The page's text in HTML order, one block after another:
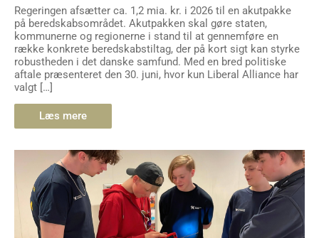
Regeringen afsætter ca. 1,2 mia. kr. i 2026 til en akutpakke
på beredskabsområdet. Akutpakken skal gøre staten,
kommunerne og regionerne i stand til at gennemføre en
række konkrete beredskabstiltag, der på kort sigt kan styrke
robustheden i det danske samfund. Med en bred politiske
aftale præsenteret den 30. juni, hvor kun Liberal Alliance har
valgt […]
Læs mere